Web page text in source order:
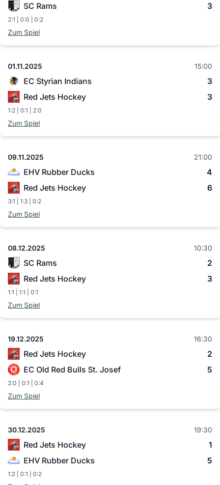
SC Rams
3
2:1 | 0:0 | 0:2
Zum Spiel
01.11.2025 15:00
EC Styrian Indians
3
Red Jets Hockey
3
1:2 | 0:1 | 2:0
Zum Spiel
09.11.2025 21:00
EHV Rubber Ducks
4
Red Jets Hockey
6
3:1 | 1:3 | 0:2
Zum Spiel
08.12.2025 10:30
SC Rams
2
Red Jets Hockey
3
1:1 | 1:1 | 0:1
Zum Spiel
19.12.2025 16:30
Red Jets Hockey
2
EC Old Red Bulls St. Josef
5
2:0 | 0:1 | 0:4
Zum Spiel
30.12.2025 19:30
Red Jets Hockey
1
EHV Rubber Ducks
5
1:2 | 0:1 | 0:2